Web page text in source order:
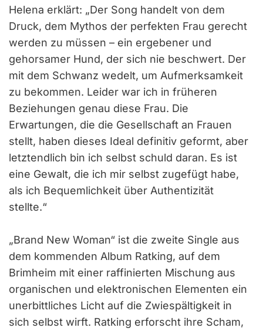
Helena erklärt: „Der Song handelt von dem
Druck, dem Mythos der perfekten Frau gerecht
werden zu müssen – ein ergebener und
gehorsamer Hund, der sich nie beschwert. Der
mit dem Schwanz wedelt, um Aufmerksamkeit
zu bekommen. Leider war ich in früheren
Beziehungen genau diese Frau. Die
Erwartungen, die die Gesellschaft an Frauen
stellt, haben dieses Ideal definitiv geformt, aber
letztendlich bin ich selbst schuld daran. Es ist
eine Gewalt, die ich mir selbst zugefügt habe,
als ich Bequemlichkeit über Authentizität
stellte.“
„Brand New Woman“ ist die zweite Single aus
dem kommenden Album Ratking, auf dem
Brimheim mit einer raffinierten Mischung aus
organischen und elektronischen Elementen ein
unerbittliches Licht auf die Zwiespältigkeit in
sich selbst wirft. Ratking erforscht ihre Scham,